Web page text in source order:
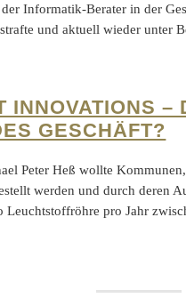
Informatik-Berater in der
und aktuell wieder unter
INNOVATIONS –
GESCHÄFT?
Peter Heß wollte
werden und durch deren
Leuchtstoffröhre pro Jahr